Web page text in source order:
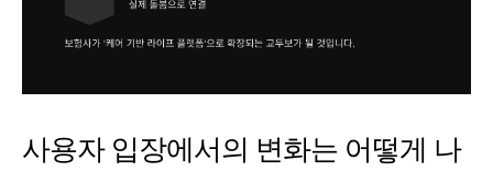
사용자 입장에서의 변화는 어떻게 나